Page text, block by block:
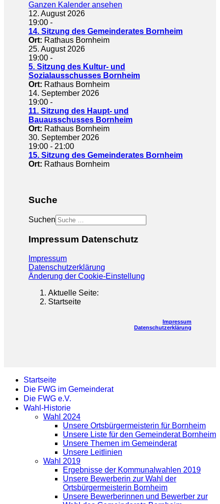
Ganzen Kalender ansehen
12. August 2026
19:00 -
14. Sitzung des Gemeinderates Bornheim
Ort: Rathaus Bornheim
25. August 2026
19:00 -
5. Sitzung des Kultur- und
Sozialausschusses Bornheim
Ort: Rathaus Bornheim
14. September 2026
19:00 -
11. Sitzung des Haupt- und
Bauausschusses Bornheim
Ort: Rathaus Bornheim
30. September 2026
19:00 - 21:00
15. Sitzung des Gemeinderates Bornheim
Ort: Rathaus Bornheim
Suche
Suchen
Impressum Datenschutz
Impressum
Datenschutzerklärung
Änderung der Cookie-Einstellung
Aktuelle Seite:
Startseite
Impressum
Datenschutzerklärung
Startseite
Die FWG im Gemeinderat
Die FWG e.V.
Wahl-Historie
Wahl 2024
Unsere Ortsbürgermeisterin für Bornheim
Unsere Liste für den Gemeinderat Bornheim
Unsere Themen im Gemeinderat
Unsere Leitlinien
Wahl 2019
Ergebnisse der Kommunalwahlen 2019
Unsere Bewerberin zur Wahl der
Ortsbürgermeisterin Bornheim
Unsere Bewerberinnen und Bewerber zur